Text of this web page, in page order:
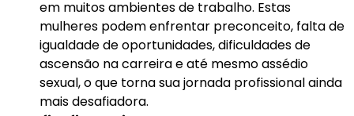
em muitos ambientes de trabalho. Estas
mulheres podem enfrentar preconceito, falta de
igualdade de oportunidades, dificuldades de
ascensão na carreira e até mesmo assédio
sexual, o que torna sua jornada profissional ainda
mais desafiadora.